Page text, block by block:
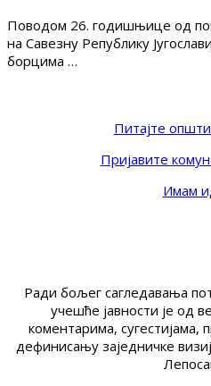
Поводом 26. годишњице од
на Савезну Републику
борцима …
Питајте
Пријавите
Имам
Ради бољег сагледавања
учешће јавности је од
коментарима,
дефинисању заједничке